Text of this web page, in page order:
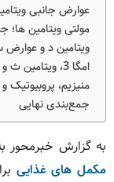
عوارض جانبی
مولتی ویتامین ها؛
ویتامین د و
امگا 3، ویتامین ث و کلسیم؛ هشدارهای مهم
منیزیم، پروبیوتیک
جمع‌بندی نهایی
به گزارش خبرمحور
مکمل های غذایی